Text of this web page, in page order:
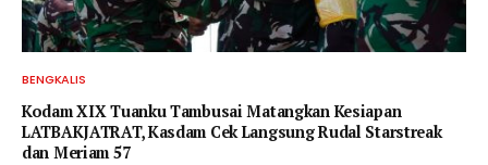
BENGKALIS
Kodam XIX Tuanku Tambusai Matangkan Kesiapan
LATBAKJATRAT, Kasdam Cek Langsung Rudal Starstreak
dan Meriam 57